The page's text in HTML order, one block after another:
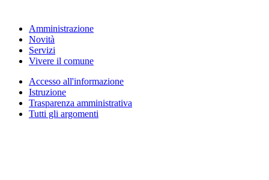
Amministrazione
Novità
Servizi
Vivere il comune
Accesso all'informazione
Istruzione
Trasparenza amministrativa
Tutti gli argomenti